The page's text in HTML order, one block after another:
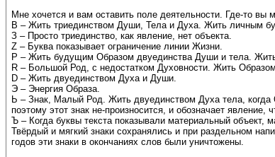
Мне хочется и вам оставить поле деятельности. Где-то вы
В – Жить триединством Души, Тела и Духа. Жить личным
З – Просто триединство, как явление, нет объекта.
Z – Буква показывает ограничение линии Жизни.
Р – Жить будущим Образом двуединства Души и тела.
R – Большой Род, с недостатком Духовности. Жить
D – Жить двуединством Духа и Души.
Э – Энергия Образа.
Ь – Знак, Малый Род. Жить двуединством Духа тела, когда
поэтому этот знак не-произносится, и обозначает
Ъ – Когда буквы текста показывали материальный объект,
Твёрдый и мягкий знаки сохранялись и при раздельном
годов эти знаки в окончаниях слов были уничтожены.